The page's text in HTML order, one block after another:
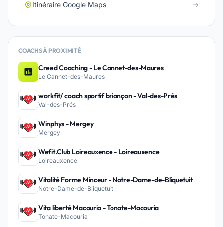
Itinéraire Google Maps
COACHS À PROXIMITÉ
Creed Coaching - Le Cannet-des-Maures
Le Cannet-des-Maures
workfit/ coach sportif briançon - Val-des-Prés
Val-des-Prés
Winphys - Mergey
Mergey
Wefit.Club Loireauxence - Loireauxence
Loireauxence
Vitalité Forme Minceur - Notre-Dame-de-Bliquetuit
Notre-Dame-de-Bliquetuit
Vita liberté Macouria - Tonate-Macouria
Tonate-Macouria